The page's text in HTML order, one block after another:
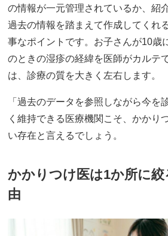
の情報が一元管理されているか、紹
過去の情報を踏まえて作成してくれ
事なポイントです。お子さんが10歳
のときの湿疹の経緯を医師がカルテ
は、診療の質を大きく左右します。
「過去のデータを参照しながら今を
く維持できる医療機関こそ、かかり
い存在と言えるでしょう。
かかりつけ医は1か所に
由